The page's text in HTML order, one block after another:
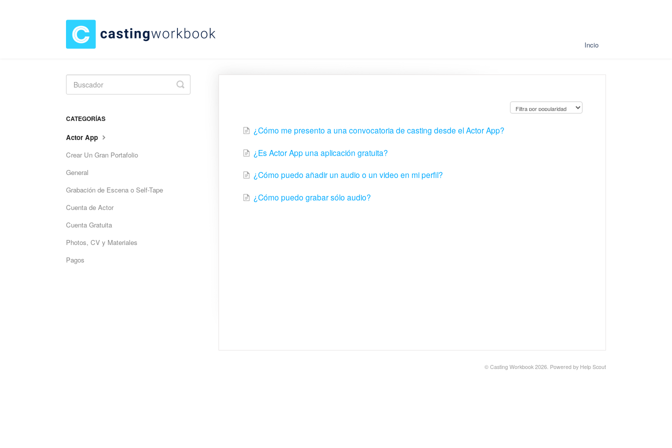
Incio
¿Cómo me presento a una convocatoria de casting desde el Actor App?
¿Es Actor App una aplicación gratuita?
¿Cómo puedo añadir un audio o un video en mi perfil?
¿Cómo puedo grabar sólo audio?
Toggle
Search
CATEGORÍAS
Actor App
Crear Un Gran Portafolio
General
Grabación de Escena o Self-Tape
Cuenta de Actor
Cuenta Gratuita
Photos, CV y Materiales
Pagos
© Casting Workbook 2026. Powered by Help Scout